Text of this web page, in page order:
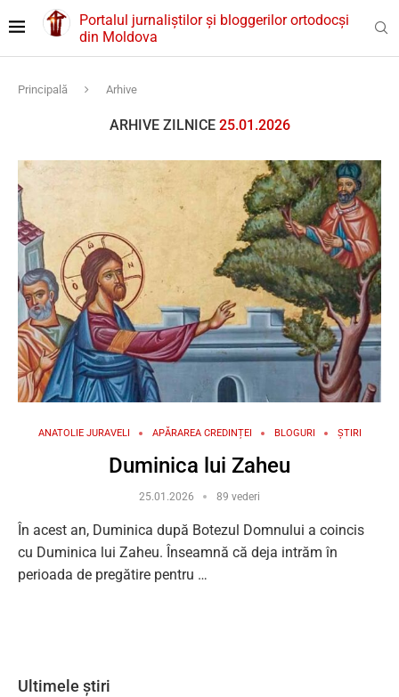
Portalul jurnaliștilor și bloggerilor ortodocși
din Moldova
Principală Arhive
ARHIVE ZILNICE 25.01.2026
ANATOLIE JURAVELI APĂRAREA CREDINȚEI BLOGURI ȘTIRI
Duminica lui Zaheu
25.01.2026 89 vederi
În acest an, Duminica după Botezul Domnului a coincis
cu Duminica lui Zaheu. Înseamnă că deja intrăm în
perioada de pregătire pentru …
Ultimele știri